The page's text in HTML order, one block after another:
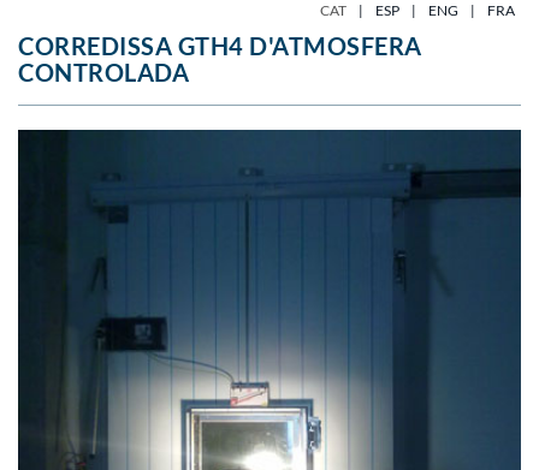
CAT | ESP | ENG | FRA
CORREDISSA GTH4 D'ATMOSFERA
CONTROLADA